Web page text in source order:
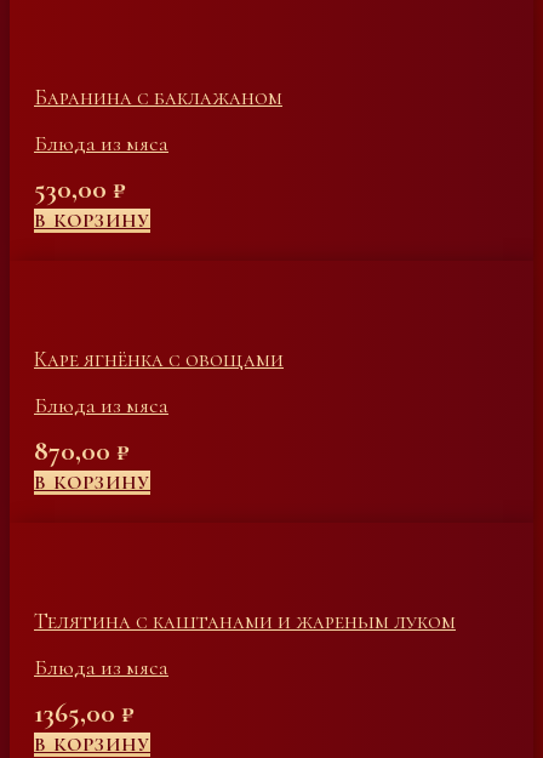
Баранина с баклажаном
Блюда из мяса
530,00 ₽
В КОРЗИНУ
Каре ягнёнка с овощами
Блюда из мяса
870,00 ₽
В КОРЗИНУ
Телятина с каштанами и жареным луком
Блюда из мяса
1365,00 ₽
В КОРЗИНУ